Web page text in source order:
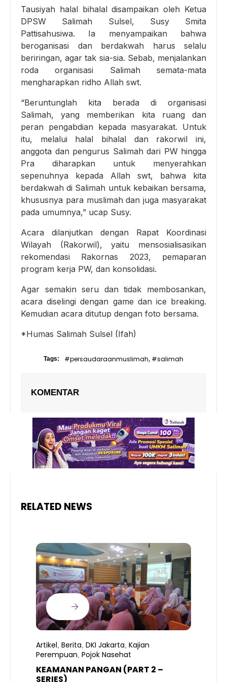
Tausiyah halal bihalal disampaikan oleh Ketua
DPSW Salimah Sulsel, Susy Smita
Pattisahusiwa. Ia menyampaikan bahwa
beroganisasi dan berdakwah harus selalu
beriringan, agar tak sia-sia. Sebab, menjalankan
roda organisasi Salimah semata-mata
mengharapkan ridho Allah swt.
“Beruntunglah kita berada di organisasi
Salimah, yang memberikan kita ruang dan
peran pengabdian kepada masyarakat. Untuk
itu, melalui halal bihalal dan rakorwil ini,
anggota dan pengurus Salimah dari PW hingga
Pra diharapkan untuk menyerahkan
sepenuhnya kepada Allah swt, bahwa kita
berdakwah di Salimah untuk kebaikan bersama,
khususnya para muslimah dan juga masyarakat
pada umumnya,” ucap Susy.
Acara dilanjutkan dengan Rapat Koordinasi
Wilayah (Rakorwil), yaitu mensosialisasikan
rekomendasi Rakornas 2023, pemaparan
program kerja PW, dan konsolidasi.
Agar semakin seru dan tidak membosankan,
acara diselingi dengan game dan ice breaking.
Kemudian acara ditutup dengan foto bersama.
*Humas Salimah Sulsel (Ifah)
Tags: #persaudaraanmuslimah, #salimah
KOMENTAR
RELATED NEWS
Artikel Berita DKI Jakarta Kajian
Perempuan Pojok Nasehat
KEAMANAN PANGAN (PART 2 –
SERIES)